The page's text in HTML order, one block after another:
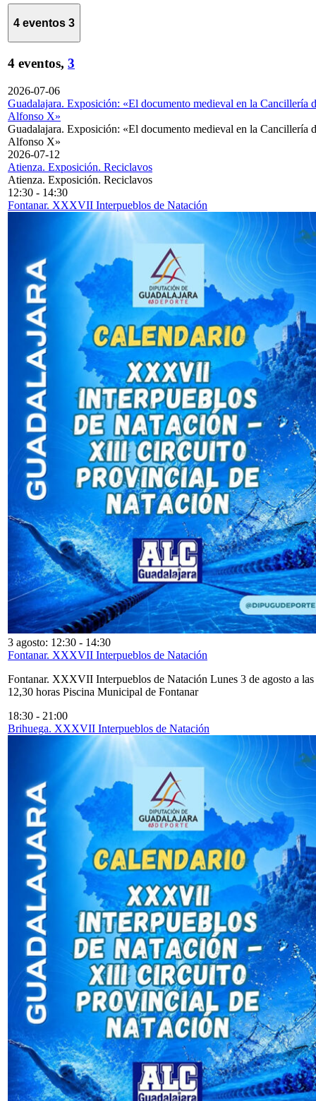
4 eventos 3
4 eventos, 3
2026-07-06
Guadalajara. Exposición: «El documento medieval en la Cancillería
Alfonso X»
Guadalajara. Exposición: «El documento medieval en la Cancillería
Alfonso X»
2026-07-12
Atienza. Exposición. Reciclavos
Atienza. Exposición. Reciclavos
12:30 - 14:30
Fontanar. XXXVII Interpueblos de Natación
3 agosto: 12:30 - 14:30
Fontanar. XXXVII Interpueblos de Natación
Fontanar. XXXVII Interpueblos de Natación Lunes 3 de agosto a las
12,30 horas Piscina Municipal de Fontanar
18:30 - 21:00
Brihuega. XXXVII Interpueblos de Natación